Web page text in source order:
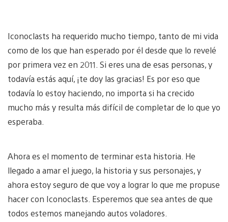
Iconoclasts ha requerido mucho tiempo, tanto de mi vida
como de los que han esperado por él desde que lo revelé
por primera vez en 2011. Si eres una de esas personas, y
todavía estás aquí, ¡te doy las gracias! Es por eso que
todavía lo estoy haciendo, no importa si ha crecido
mucho más y resulta más difícil de completar de lo que yo
esperaba.
Ahora es el momento de terminar esta historia. He
llegado a amar el juego, la historia y sus personajes, y
ahora estoy seguro de que voy a lograr lo que me propuse
hacer con Iconoclasts. Esperemos que sea antes de que
todos estemos manejando autos voladores.